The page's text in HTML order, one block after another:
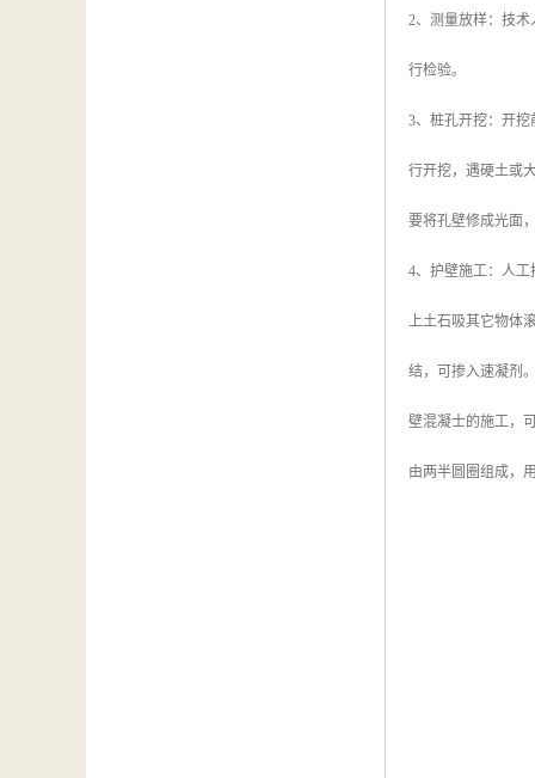
2、测量放样：技
行检验。
3、桩孔开挖：开
行开挖，遇硬土或
要将孔壁修成光面
4、护壁施工：人工
上土石吸其它物体
结，可掺入速凝剂
壁混凝士的施工，
由两半圆圈组成，